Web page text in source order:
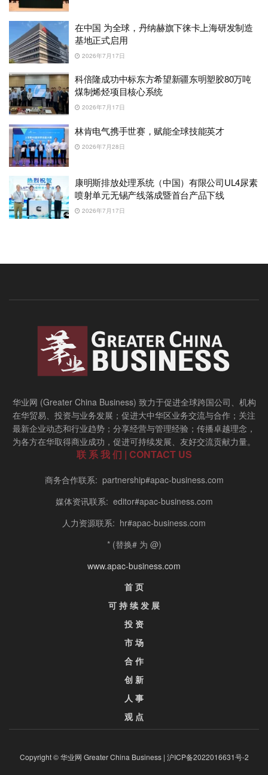
在中国 为全球，丹纳赫旗下徕卡上海研发制造
基地正式启用
2026年7月17日
科倍隆成功中标东方希望新疆东明塑胶80万吨
煤制烯烃项目核心系统
2026年7月17日
林肯电气携手世赛，赋能全球技能英才
2026年7月28日
康明斯排放处理系统（中国）有限公司UL4尿素
喷射单元无锡产线落成暨首台产品下线
2026年7月17日
华业网 (Greater China Business) 致力于促进全球跨国公司、机构
在华贸易、投资与业务发展；促进大中华区业务交流与合作；关注
最新企业动态和行业趋势；分享经营与管理经验；传播卓越理念，
为各方在华取得商业成功，促进可持续发展、友好交流贡献力量。
联 系 我 们 | CONTACT US
商务合作联系: partnership#apac-business.com
媒体资讯联系: editor#apac-business.com
人力资源联系: hr#apac-business.com
* (替换# 为 @)
www.apac-business.com
首 页
可 持 续 发 展
投 资
市 场
合 作
创 新
人 事
观 点
Copyright © 华业网 Greater China Business | 沪ICP备2022016631号-2